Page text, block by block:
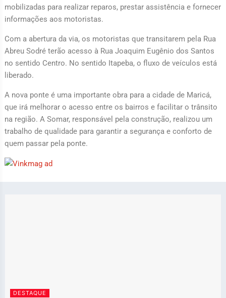
mobilizadas para realizar reparos, prestar assistência e fornecer
informações aos motoristas.
Com a abertura da via, os motoristas que transitarem pela Rua
Abreu Sodré terão acesso à Rua Joaquim Eugênio dos Santos
no sentido Centro. No sentido Itapeba, o fluxo de veículos está
liberado.
A nova ponte é uma importante obra para a cidade de Maricá,
que irá melhorar o acesso entre os bairros e facilitar o trânsito
na região. A Somar, responsável pela construção, realizou um
trabalho de qualidade para garantir a segurança e conforto de
quem passar pela ponte.
DESTAQUE